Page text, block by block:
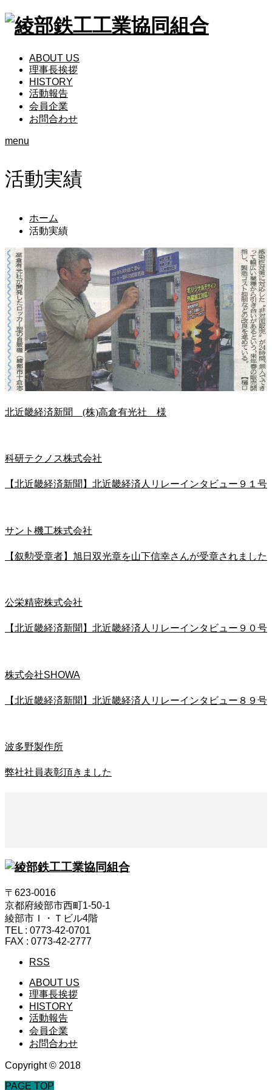
ABOUT US
理事長挨拶
HISTORY
活動報告
会員企業
お問合わせ
menu
活動実績
ホーム
活動実績
北近畿経済新聞 (株)高倉有光社 様
科研テクノス株式会社
【北近畿経済新聞】北近畿経済人リレーインタビュー９１号
サント機工株式会社
【叙勲受章者】旭日双光章を山下信幸さんが受章されました
公栄精密株式会社
【北近畿経済新聞】北近畿経済人リレーインタビュー９０号
株式会社SHOWA
【北近畿経済新聞】北近畿経済人リレーインタビュー８９号
波多野製作所
弊社社員表彰頂きました
〒623-0016
京都府綾部市西町1-50-1
綾部市Ｉ・Ｔビル4階
TEL : 0773-42-0701
FAX : 0773-42-2777
RSS
ABOUT US
理事長挨拶
HISTORY
活動報告
会員企業
お問合わせ
Copyright © 2018
PAGE TOP